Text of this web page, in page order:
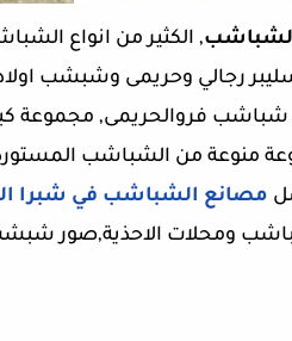
, الكثير من انواع
رجالي وحريمى وشبشب
فروالحريمى, مجموعة
منوعة من الشباشب
مصانع الشباشب في شبرا
ومحلات الاحذية,صور